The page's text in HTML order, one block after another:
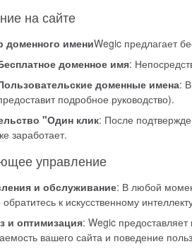
на сайте
доменного имениWegic предлагает
доменное имя:
доменные имена:
подробное руководство).
"Один клик: После
заработает.
управление
и обслуживание: В любой
обратитесь к искусственному
и оптимизация: Wegic
вашего сайта и поведение